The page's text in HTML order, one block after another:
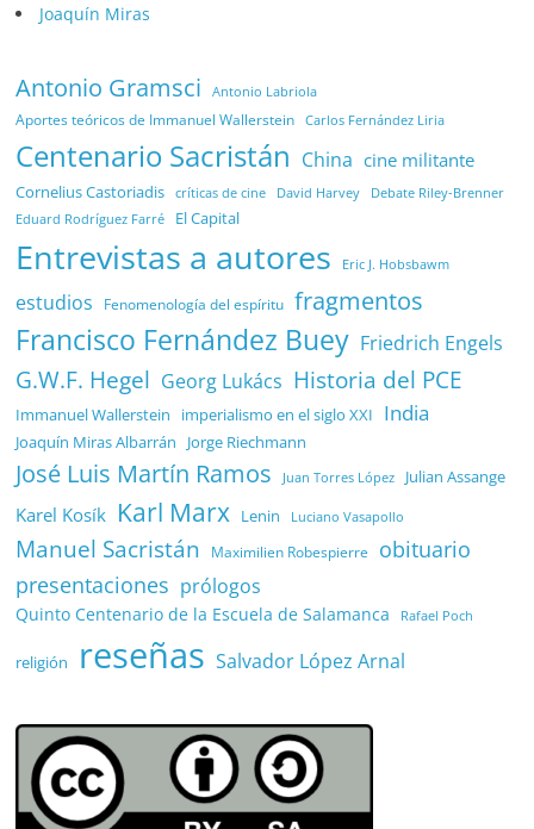
Joaquín Miras
Antonio Gramsci Antonio Labriola
Aportes teóricos de Immanuel Wallerstein Carlos Fernández Liria
Centenario Sacristán China cine militante
Cornelius Castoriadis críticas de cine David Harvey Debate Riley-Brenner
Eduard Rodríguez Farré El Capital
Entrevistas a autores Eric J. Hobsbawm
estudios Fenomenología del espíritu fragmentos
Francisco Fernández Buey Friedrich Engels
G.W.F. Hegel Georg Lukács Historia del PCE
Immanuel Wallerstein imperialismo en el siglo XXI India
Joaquín Miras Albarrán Jorge Riechmann
José Luis Martín Ramos Juan Torres López Julian Assange
Karel Kosík Karl Marx Lenin Luciano Vasapollo
Manuel Sacristán Maximilien Robespierre
obituario
presentaciones prólogos
Quinto Centenario de la Escuela de Salamanca Rafael Poch
religión reseñas Salvador López Arnal